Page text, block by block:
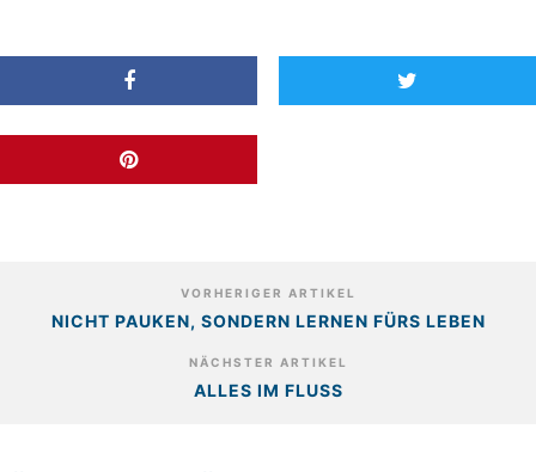
VORHERIGER ARTIKEL
NICHT PAUKEN, SONDERN LERNEN FÜRS LEBEN
NÄCHSTER ARTIKEL
ALLES IM FLUSS